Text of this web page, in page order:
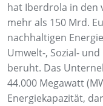
hat Iberdrola in den
mehr als 150 Mrd.
nachhaltigen
Umwelt-, Sozial-
beruht. Das
44.000 Megawatt
Energiekapazität,